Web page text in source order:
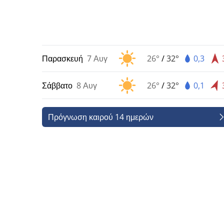
Παρασκευή 7 Αυγ 26° /32° 0,3
Σάββατο 8 Αυγ 26° /32° 0,1
Πρόγνωση καιρού 14 ημερών